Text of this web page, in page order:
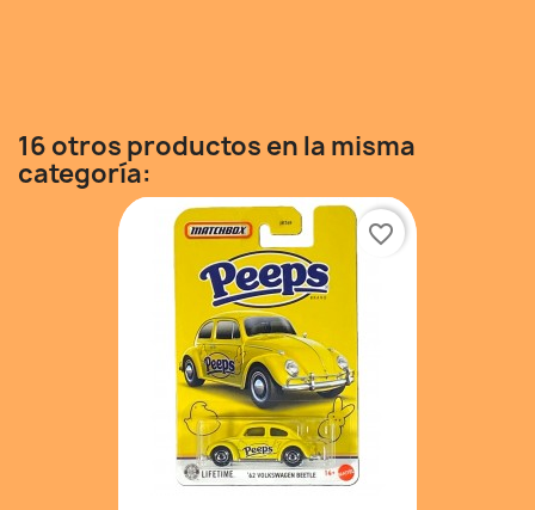
16 otros productos en la misma
categoría:
favorite_border